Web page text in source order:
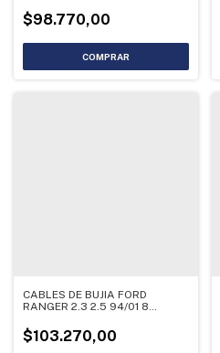
$98.770,00
CABLES DE BUJIA FORD
RANGER 2.3 2.5 94/01 8
$103.270,00